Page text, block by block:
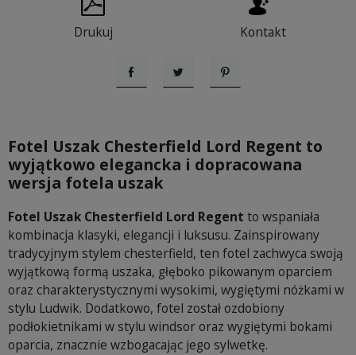
Drukuj Kontakt
UdostępnijTweetujPinterest
Fotel Uszak Chesterfield Lord Regent to
wyjątkowo elegancka i dopracowana
wersja fotela uszak
Fotel Uszak Chesterfield Lord Regent to wspaniała
kombinacja klasyki, elegancji i luksusu. Zainspirowany
tradycyjnym stylem chesterfield, ten fotel zachwyca swoją
wyjątkową formą uszaka, głęboko pikowanym oparciem
oraz charakterystycznymi wysokimi, wygiętymi nóżkami w
stylu Ludwik. Dodatkowo, fotel został ozdobiony
podłokietnikami w stylu windsor oraz wygiętymi bokami
oparcia, znacznie wzbogacając jego sylwetkę.